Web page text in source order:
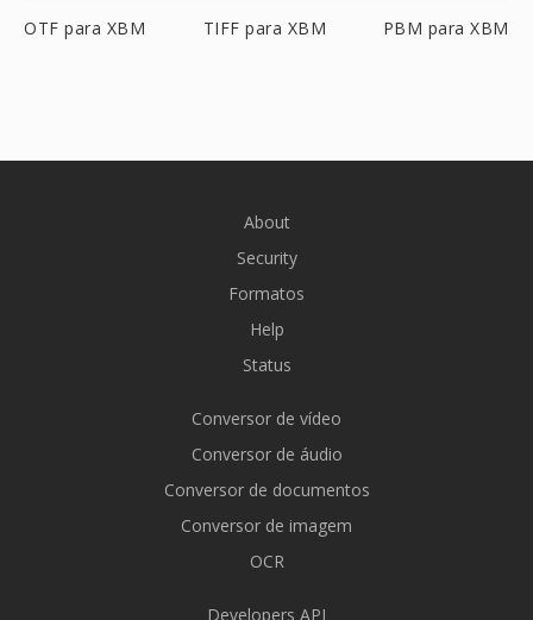
OTF para XBM TIFF para XBM PBM para XBM
About
Security
Formatos
Help
Status
Conversor de vídeo
Conversor de áudio
Conversor de documentos
Conversor de imagem
OCR
Developers API